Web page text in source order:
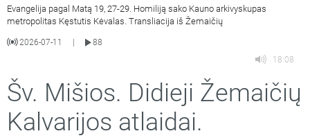
Evangelija pagal Matą 19, 27-29. Homiliją sako Kauno arkivyskupas
metropolitas Kęstutis Kėvalas. Transliacija iš Žemaičių
2026-07-11
88
18:08
Šv. Mišios. Didieji Žemaičių
Kalvarijos atlaidai.